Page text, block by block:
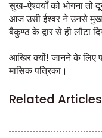
सुख-ऐश्वर्यों को भोगना तो
आज उसी ईश्वर ने उनसे
बैकुण्ठ के द्वार से ही लौटा
आखिर क्यों! जानने के लिए
मासिक पत्रिका।
Related Articles